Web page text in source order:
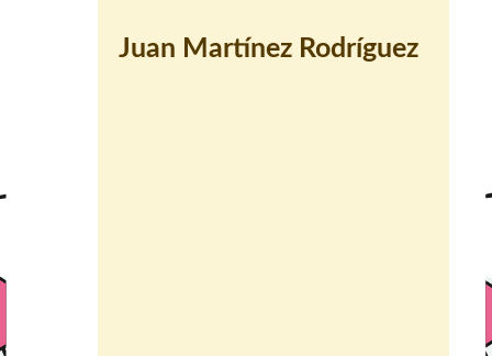
Juan Martínez Rodríguez